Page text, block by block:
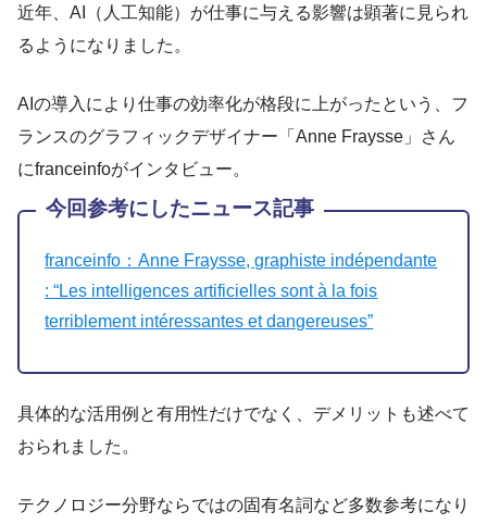
近年、AI（人工知能）が仕事に与える影響は顕著に見られ
るようになりました。
AIの導入により仕事の効率化が格段に上がったという、フ
ランスのグラフィックデザイナー「Anne Fraysse」さん
にfranceinfoがインタビュー。
今回参考にしたニュース記事
franceinfo：Anne Fraysse, graphiste indépendante
: “Les intelligences artificielles sont à la fois
terriblement intéressantes et dangereuses”
具体的な活用例と有用性だけでなく、デメリットも述べて
おられました。
テクノロジー分野ならではの固有名詞など多数参考になり